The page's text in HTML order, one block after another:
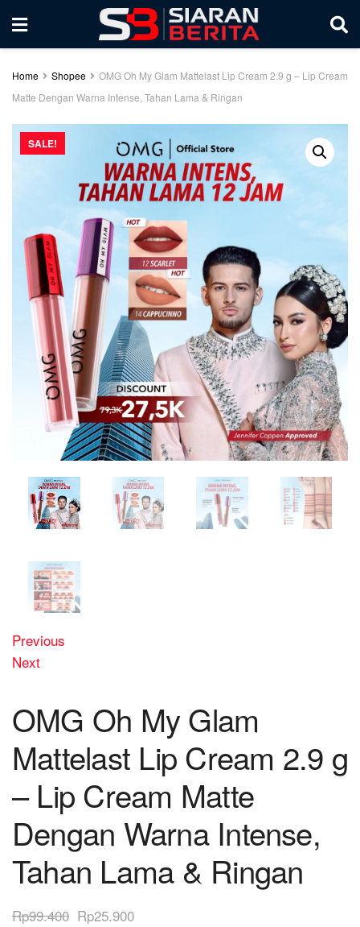
Home Shopee
OMG Oh My Glam Mattelast Lip Cream 2.9 g – Lip Cream
Matte Dengan Warna Intense, Tahan Lama & Ringan
SALE!
Previous
Next
OMG Oh My Glam
Mattelast Lip Cream 2.9 g
– Lip Cream Matte
Dengan Warna Intense,
Tahan Lama & Ringan
Rp99.400 Rp25.900